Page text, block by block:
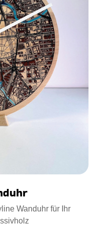
Wanduhr für Ihr